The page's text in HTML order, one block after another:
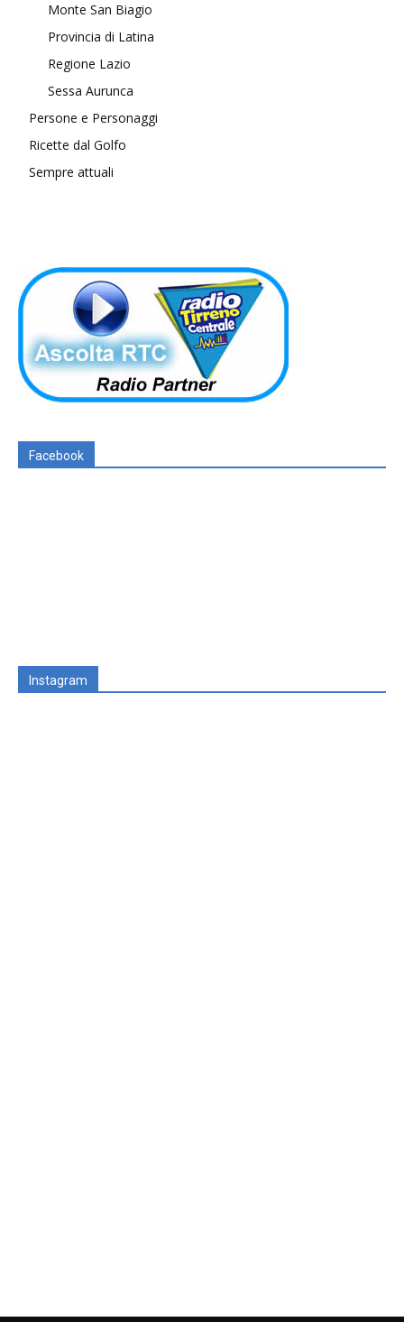
Monte San Biagio
Provincia di Latina
Regione Lazio
Sessa Aurunca
Persone e Personaggi
Ricette dal Golfo
Sempre attuali
Facebook
Instagram